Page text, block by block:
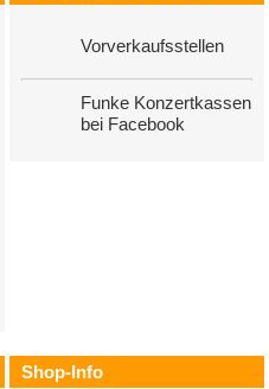
Vorverkaufsstellen
Funke Konzertkassen
bei Facebook
Shop-Info